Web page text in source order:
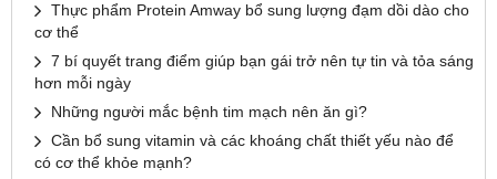
Thực phẩm Protein Amway bổ sung lượng đạm dồi dào cho
cơ thể
7 bí quyết trang điểm giúp bạn gái trở nên tự tin và tỏa sáng
hơn mỗi ngày
Những người mắc bệnh tim mạch nên ăn gì?
Cần bổ sung vitamin và các khoáng chất thiết yếu nào để
có cơ thể khỏe mạnh?